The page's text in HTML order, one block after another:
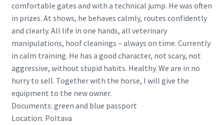
comfortable gates and with a technical jump. He was often
in prizes. At shows, he behaves calmly, routes confidently
and clearly. All life in one hands, all veterinary
manipulations, hoof cleanings – always on time. Currently
in calm training. He has a good character, not scary, not
aggressive, without stupid habits. Healthy. We are in no
hurry to sell. Together with the horse, I will give the
equipment to the new owner.
Documents: green and blue passport
Location: Poltava